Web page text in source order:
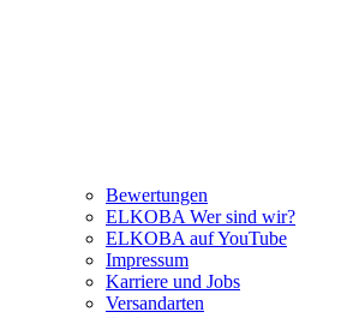
Bewertungen
ELKOBA Wer sind wir?
ELKOBA auf YouTube
Impressum
Karriere und Jobs
Versandarten